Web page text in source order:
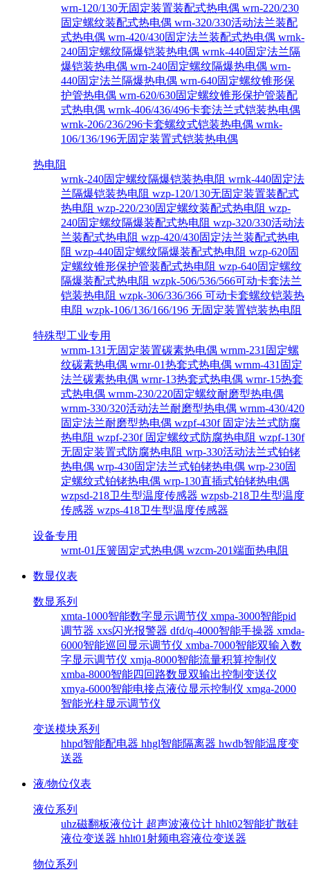
wrn-120/130无固定装置装配式热电偶 wrn-220/230
固定螺纹装配式热电偶 wrn-320/330活动法兰装配
式热电偶 wrn-420/430固定法兰装配式热电偶 wrnk-
240固定螺纹隔爆铠装热电偶 wrnk-440固定法兰隔
爆铠装热电偶 wrn-240固定螺纹隔爆热电偶 wrn-
440固定法兰隔爆热电偶 wrn-640固定螺纹锥形保
护管热电偶 wrn-620/630固定螺纹锥形保护管装配
式热电偶 wrnk-406/436/496卡套法兰式铠装热电偶
wrnk-206/236/296卡套螺纹式铠装热电偶 wrnk-
106/136/196无固定装置式铠装热电偶
热电阻
wrnk-240固定螺纹隔爆铠装热电阻 wrnk-440固定法
兰隔爆铠装热电阻 wzp-120/130无固定装置装配式
热电阻 wzp-220/230固定螺纹装配式热电阻 wzp-
240固定螺纹隔爆装配式热电阻 wzp-320/330活动法
兰装配式热电阻 wzp-420/430固定法兰装配式热电
阻 wzp-440固定螺纹隔爆装配式热电阻 wzp-620固
定螺纹锥形保护管装配式热电阻 wzp-640固定螺纹
隔爆装配式热电阻 wzpk-506/536/566可动卡套法兰
铠装热电阻 wzpk-306/336/366 可动卡套螺纹铠装热
电阻 wzpk-106/136/166/196 无固定装置铠装热电阻
特殊型工业专用
wrnm-131无固定装置碳素热电偶 wrnm-231固定螺
纹碳素热电偶 wrnr-01热套式热电偶 wrnm-431固定
法兰碳素热电偶 wrnr-13热套式热电偶 wrnr-15热套
式热电偶 wrnm-230/220固定螺纹耐磨型热电偶
wrnm-330/320活动法兰耐磨型热电偶 wrnm-430/420
固定法兰耐磨型热电偶 wzpf-430f 固定法兰式防腐
热电阻 wzpf-230f 固定螺纹式防腐热电阻 wzpf-130f
无固定装置式防腐热电阻 wrp-330活动法兰式铂铑
热电偶 wrp-430固定法兰式铂铑热电偶 wrp-230固
定螺纹式铂铑热电偶 wrp-130直插式铂铑热电偶
wzpsd-218卫生型温度传感器 wzpsb-218卫生型温度
传感器 wzps-418卫生型温度传感器
设备专用
wrnt-01压簧固定式热电偶 wzcm-201端面热电阻
数显仪表
数显系列
xmta-1000智能数字显示调节仪 xmpa-3000智能pid
调节器 xxs闪光报警器 dfd/q-4000智能手操器 xmda-
6000智能巡回显示调节仪 xmba-7000智能双输入数
字显示调节仪 xmja-8000智能流量积算控制仪
xmba-8000智能四回路数显双输出控制变送仪
xmya-6000智能电接点液位显示控制仪 xmga-2000
智能光柱显示调节仪
变送模块系列
hhpd智能配电器 hhgl智能隔离器 hwdb智能温度变
送器
液/物位仪表
液位系列
uhz磁翻板液位计 超声波液位计 hhlt02智能扩散硅
液位变送器 hhlt01射频电容液位变送器
物位系列